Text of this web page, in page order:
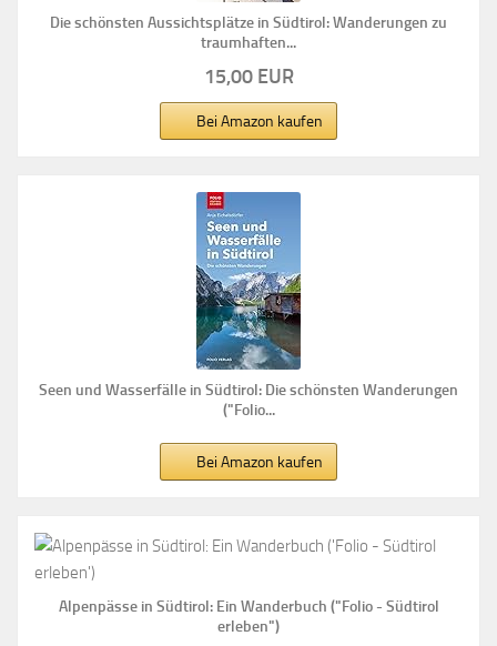
Die schönsten Aussichtsplätze in Südtirol: Wanderungen zu
traumhaften...
15,00 EUR
Bei Amazon kaufen
Seen und Wasserfälle in Südtirol: Die schönsten Wanderungen
("Folio...
Bei Amazon kaufen
Alpenpässe in Südtirol: Ein Wanderbuch ("Folio - Südtirol
erleben")